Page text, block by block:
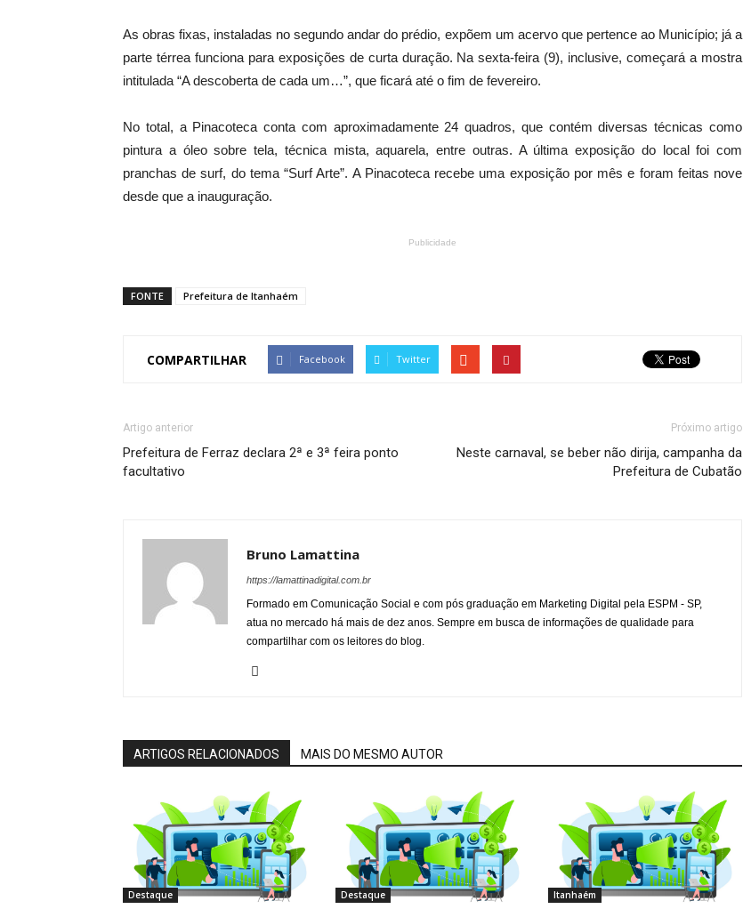
As obras fixas, instaladas no segundo andar do prédio, expõem um acervo que pertence ao Município; já a
parte térrea funciona para exposições de curta duração. Na sexta-feira (9), inclusive, começará a mostra
intitulada “A descoberta de cada um…”, que ficará até o fim de fevereiro.
No total, a Pinacoteca conta com aproximadamente 24 quadros, que contém diversas técnicas como
pintura a óleo sobre tela, técnica mista, aquarela, entre outras. A última exposição do local foi com
pranchas de surf, do tema “Surf Arte”. A Pinacoteca recebe uma exposição por mês e foram feitas nove
desde que a inauguração.
Publicidade
FONTE Prefeitura de Itanhaém
COMPARTILHAR Facebook Twitter
Artigo anterior
Prefeitura de Ferraz declara 2ª e 3ª feira ponto
facultativo
Próximo artigo
Neste carnaval, se beber não dirija, campanha da
Prefeitura de Cubatão
Bruno Lamattina
https://lamattinadigital.com.br
Formado em Comunicação Social e com pós graduação em Marketing Digital pela ESPM - SP,
atua no mercado há mais de dez anos. Sempre em busca de informações de qualidade para
compartilhar com os leitores do blog.
ARTIGOS RELACIONADOS MAIS DO MESMO AUTOR
Destaque Destaque Itanhaém